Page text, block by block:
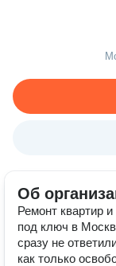
Об
Ремонт квартир
под ключ в
сразу не
как только